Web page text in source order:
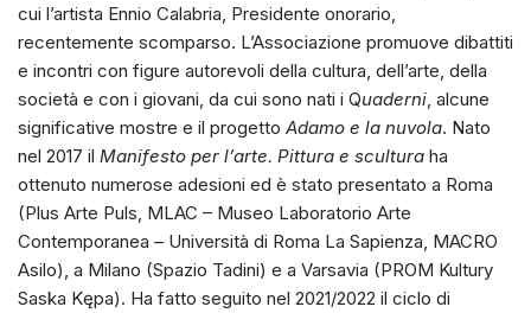
cui l’artista Ennio Calabria, Presidente onorario,
recentemente scomparso. L’Associazione promuove dibattiti
e incontri con figure autorevoli della cultura, dell’arte, della
società e con i giovani, da cui sono nati i Quaderni , alcune
significative mostre e il progetto Adamo e la nuvola. Nato
nel 2017 il Manifesto per l’arte. Pittura e scultura ha
ottenuto numerose adesioni ed è stato presentato a Roma
(Plus Arte Puls, MLAC – Museo Laboratorio Arte
Contemporanea – Università di Roma La Sapienza, MACRO
Asilo), a Milano (Spazio Tadini) e a Varsavia (PROM Kultury
Saska Kępa). Ha fatto seguito nel 2021/2022 il ciclo di